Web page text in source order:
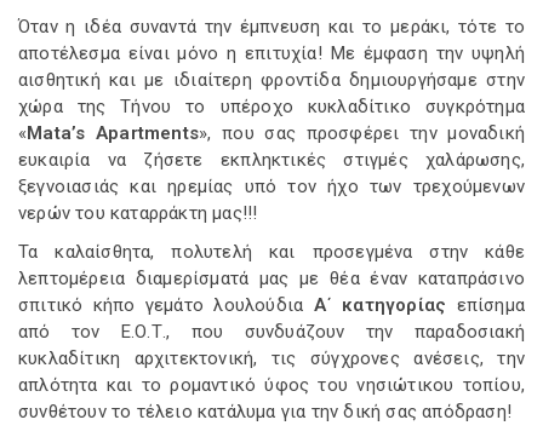
Όταν η ιδέα συναντά την έμπνευση και το μεράκι, τότε το
αποτέλεσμα είναι μόνο η επιτυχία! Με έμφαση την υψηλή
αισθητική και με ιδιαίτερη φροντίδα δημιουργήσαμε στην
χώρα της Τήνου το υπέροχο κυκλαδίτικο συγκρότημα
«Mata’s Apartments», που σας προσφέρει την μοναδική
ευκαιρία να ζήσετε εκπληκτικές στιγμές χαλάρωσης,
ξεγνοιασιάς και ηρεμίας υπό τον ήχο των τρεχούμενων
νερών του καταρράκτη μας!!!
Τα καλαίσθητα, πολυτελή και προσεγμένα στην κάθε
λεπτομέρεια διαμερίσματά μας με θέα έναν καταπράσινο
σπιτικό κήπο γεμάτο λουλούδια Α΄ κατηγορίας επίσημα
από τον Ε.Ο.Τ., που συνδυάζουν την παραδοσιακή
κυκλαδίτικη αρχιτεκτονική, τις σύγχρονες ανέσεις, την
απλότητα και το ρομαντικό ύφος του νησιώτικου τοπίου,
συνθέτουν το τέλειο κατάλυμα για την δική σας απόδραση!